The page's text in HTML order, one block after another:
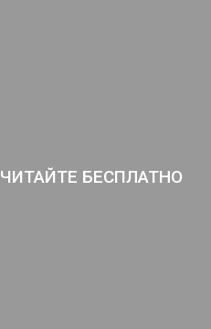
ЧИТАЙТЕ БЕСПЛАТНО